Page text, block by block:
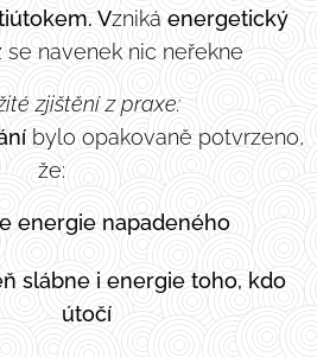
Vzniká energetický
se navenek nic neřekne
zjištění z praxe:
bylo opakovaně potvrzeno,
že:
energie napadeného
slábne i energie toho, kdo
útočí